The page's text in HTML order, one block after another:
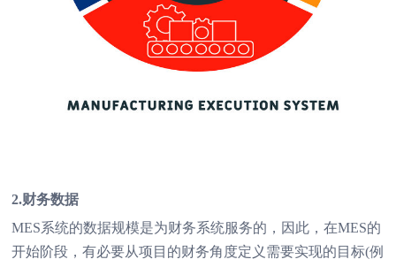
2.财务数据
MES系统的数据规模是为财务系统服务的，因此，在MES的
开始阶段，有必要从项目的财务角度定义需要实现的目标(例